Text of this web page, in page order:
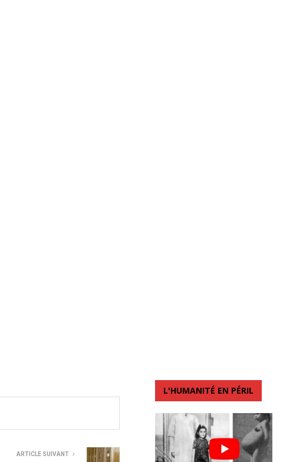
ARTICLE SUIVANT
L'HUMANITÉ EN PÉRIL